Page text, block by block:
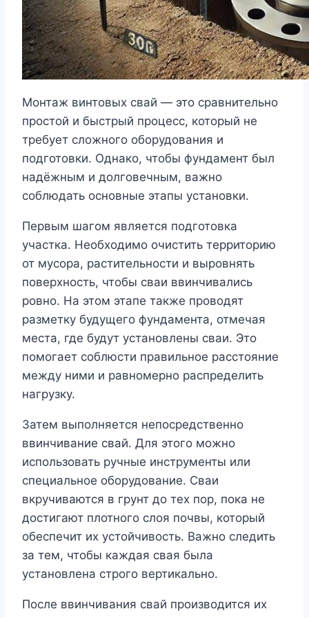
Монтаж винтовых свай — это сравнительно
простой и быстрый процесс, который не
требует сложного оборудования и
подготовки. Однако, чтобы фундамент был
надёжным и долговечным, важно
соблюдать основные этапы установки.
Первым шагом является подготовка
участка. Необходимо очистить территорию
от мусора, растительности и выровнять
поверхность, чтобы сваи ввинчивались
ровно. На этом этапе также проводят
разметку будущего фундамента, отмечая
места, где будут установлены сваи. Это
помогает соблюсти правильное расстояние
между ними и равномерно распределить
нагрузку.
Затем выполняется непосредственно
ввинчивание свай. Для этого можно
использовать ручные инструменты или
специальное оборудование. Сваи
вкручиваются в грунт до тех пор, пока не
достигают плотного слоя почвы, который
обеспечит их устойчивость. Важно следить
за тем, чтобы каждая свая была
установлена строго вертикально.
После ввинчивания свай производится их